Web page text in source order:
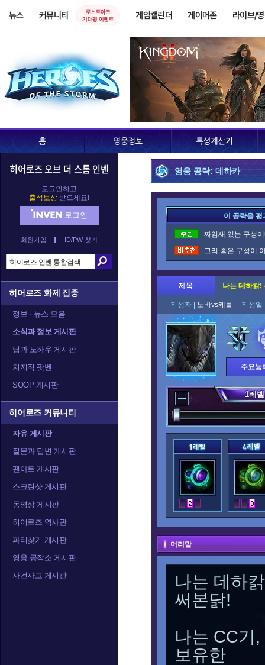
뉴스 커뮤니티
로스트아크
기대평 이벤트
게임캘린더 게이머존 라이브/
히어로즈 오브 더 스톰 인벤
로그인하고
출석보상 받으세요!
로그인
회원가입 ID/PW 찾기
히어로즈 화제 집중
정보 · 뉴스 모음
소식과 정보 게시판
팁과 노하우 게시판
치지직 팟벤
SOOP 게시판
히어로즈 커뮤니티
자유 게시판
질문과 답변 게시판
팬아트 게시판
스크린샷 게시판
동영상 게시판
히어로즈 역사관
파티찾기 게시판
영웅 공작소 게시판
사건사고 게시판
영웅 공략: 데하카
이 공략을
짜임새 있는 구성
그리 좋은 구성이
제목 나는 데하칽!
작성자 | 노바vs케틀 작성
주요능
1레벨
머리말
나는 데하
써본닭!
나는 CC기
보유한